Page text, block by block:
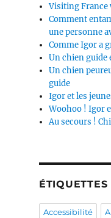
Visiting France
Comment
une personne
Comme Igor a
Un chien guide
Un chien
guide
Igor et les
Woohoo ! Igor
Au secours !
ÉTIQUETTES
Accessibilité